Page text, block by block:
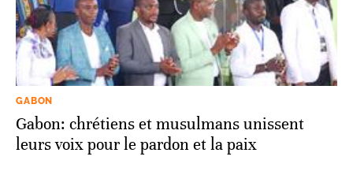
GABON
Gabon: chrétiens et musulmans unissent
leurs voix pour le pardon et la paix